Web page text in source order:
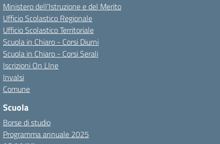
Ministero dell'Istruzione e del Merito
Ufficio Scolastico Regionale
Ufficio Scolastico Territoriale
Scuola in Chiaro - Corsi Diurni
Scuola in Chiaro - Corsi Serali
Iscrizioni On LIne
Invalsi
Comune
Scuola
Borse di studio
Programma annuale 2025